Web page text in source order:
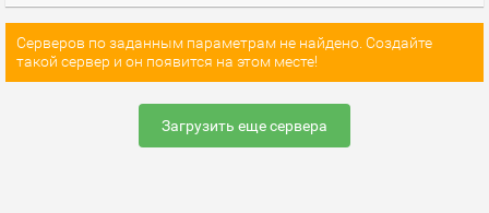
Серверов по заданным параметрам не найдено. Создайте
такой сервер и он появится на этом месте!
Загрузить еще сервера